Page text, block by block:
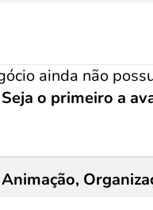
ainda não
Seja o primeiro a